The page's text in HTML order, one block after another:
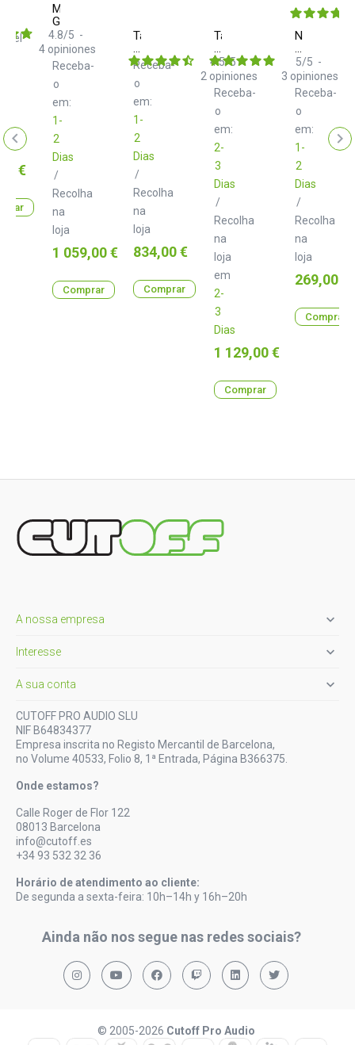
€
Moog
Grandmother
Receba-
o
em:
1-
2
Dias
/
Recolha
na
loja
4.8/5 -
4 opiniones
Preço
1 059,00 €
Comprar
Tascam
16
Receba-
o
em:
1-
2
Dias
/
Recolha
na
loja
Preço
834,00 €
Comprar
Tascam
24
Receba-
o
em:
2-
3
Dias
/
Recolha
na
loja
em
2-
3
Dias
4.5/5-
2 opiniones
Preço
1 129,00 €
Comprar
Novation
Pro
MKIII
Receba-
o
em:
1-
2
Dias
/
Recolha
na
loja
5/5 -
3 opiniones
Preço
269,00 €
Comprar
A nossa empresa 
Interesse 
A sua conta 
CUTOFF PRO AUDIO SLU
NIF B64834377
Empresa inscrita no Registo Mercantil de Barcelona,
no Volume 40533, Folio 8, 1ª Entrada, Página B366375.
Onde estamos?
Calle Roger de Flor 122
08013 Barcelona
info@cutoff.es
+34 93 532 32 36
Horário de atendimento ao cliente:
De segunda a sexta-feira: 10h–14h y 16h–20h
Ainda não nos segue nas redes sociais?
© 2005-2026 Cutoff Pro Audio